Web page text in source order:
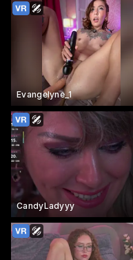
Evangelyne_1
CandyLadyyy